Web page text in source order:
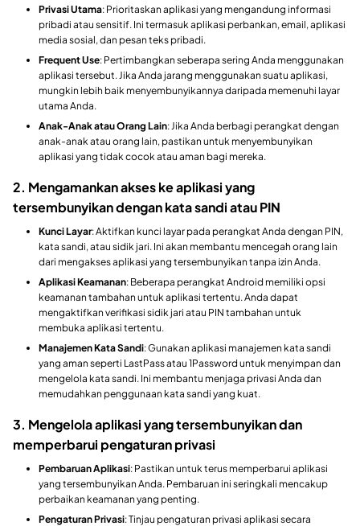
Privasi Utama: Prioritaskan aplikasi yang mengandung informasi
pribadi atau sensitif. Ini termasuk aplikasi perbankan, email, aplikasi
media sosial, dan pesan teks pribadi.
Frequent Use: Pertimbangkan seberapa sering Anda menggunakan
aplikasi tersebut. Jika Anda jarang menggunakan suatu aplikasi,
mungkin lebih baik menyembunyikannya daripada memenuhi layar
utama Anda.
Anak-Anak atau Orang Lain: Jika Anda berbagi perangkat dengan
anak-anak atau orang lain, pastikan untuk menyembunyikan
aplikasi yang tidak cocok atau aman bagi mereka.
2. Mengamankan akses ke aplikasi yang
tersembunyikan dengan kata sandi atau PIN
Kunci Layar: Aktifkan kunci layar pada perangkat Anda dengan PIN,
kata sandi, atau sidik jari. Ini akan membantu mencegah orang lain
dari mengakses aplikasi yang tersembunyikan tanpa izin Anda.
Aplikasi Keamanan: Beberapa perangkat Android memiliki opsi
keamanan tambahan untuk aplikasi tertentu. Anda dapat
mengaktifkan verifikasi sidik jari atau PIN tambahan untuk
membuka aplikasi tertentu.
Manajemen Kata Sandi: Gunakan aplikasi manajemen kata sandi
yang aman seperti LastPass atau 1Password untuk menyimpan dan
mengelola kata sandi. Ini membantu menjaga privasi Anda dan
memudahkan penggunaan kata sandi yang kuat.
3. Mengelola aplikasi yang tersembunyikan dan
memperbarui pengaturan privasi
Pembaruan Aplikasi: Pastikan untuk terus memperbarui aplikasi
yang tersembunyikan Anda. Pembaruan ini seringkali mencakup
perbaikan keamanan yang penting.
Pengaturan Privasi: Tinjau pengaturan privasi aplikasi secara